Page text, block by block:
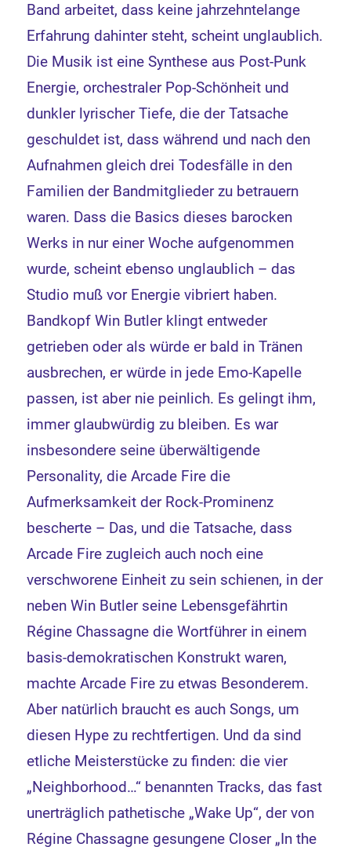
Band arbeitet, dass keine jahrzehntelange
Erfahrung dahinter steht, scheint unglaublich.
Die Musik ist eine Synthese aus Post-Punk
Energie, orchestraler Pop-Schönheit und
dunkler lyrischer Tiefe, die der Tatsache
geschuldet ist, dass während und nach den
Aufnahmen gleich drei Todesfälle in den
Familien der Bandmitglieder zu betrauern
waren. Dass die Basics dieses barocken
Werks in nur einer Woche aufgenommen
wurde, scheint ebenso unglaublich – das
Studio muß vor Energie vibriert haben.
Bandkopf Win Butler klingt entweder
getrieben oder als würde er bald in Tränen
ausbrechen, er würde in jede Emo-Kapelle
passen, ist aber nie peinlich. Es gelingt ihm,
immer glaubwürdig zu bleiben. Es war
insbesondere seine überwältigende
Personality, die Arcade Fire die
Aufmerksamkeit der Rock-Prominenz
bescherte – Das, und die Tatsache, dass
Arcade Fire zugleich auch noch eine
verschworene Einheit zu sein schienen, in der
neben Win Butler seine Lebensgefährtin
Régine Chassagne die Wortführer in einem
basis-demokratischen Konstrukt waren,
machte Arcade Fire zu etwas Besonderem.
Aber natürlich braucht es auch Songs, um
diesen Hype zu rechtfertigen. Und da sind
etliche Meisterstücke zu finden: die vier
„Neighborhood…“ benannten Tracks, das fast
unerträglich pathetische „Wake Up“, der von
Régine Chassagne gesungene Closer „In the